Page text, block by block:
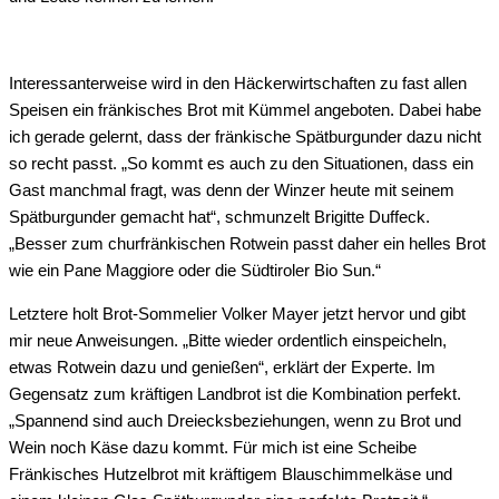
Interessanterweise wird in den Häckerwirtschaften zu fast allen
Speisen ein fränkisches Brot mit Kümmel angeboten. Dabei habe
ich gerade gelernt, dass der fränkische Spätburgunder dazu nicht
so recht passt. „So kommt es auch zu den Situationen, dass ein
Gast manchmal fragt, was denn der Winzer heute mit seinem
Spätburgunder gemacht hat“, schmunzelt Brigitte Duffeck.
„Besser zum churfränkischen Rotwein passt daher ein helles Brot
wie ein Pane Maggiore oder die Südtiroler Bio Sun.“
Letztere holt Brot-Sommelier Volker Mayer jetzt hervor und gibt
mir neue Anweisungen. „Bitte wieder ordentlich einspeicheln,
etwas Rotwein dazu und genießen“, erklärt der Experte. Im
Gegensatz zum kräftigen Landbrot ist die Kombination perfekt.
„Spannend sind auch Dreiecksbeziehungen, wenn zu Brot und
Wein noch Käse dazu kommt. Für mich ist eine Scheibe
Fränkisches Hutzelbrot mit kräftigem Blauschimmelkäse und